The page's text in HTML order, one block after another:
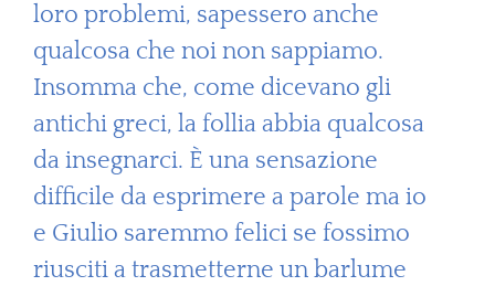
loro problemi, sapessero anche
qualcosa che noi non sappiamo.
Insomma che, come dicevano gli
antichi greci, la follia abbia qualcosa
da insegnarci. È una sensazione
difficile da esprimere a parole ma io
e Giulio saremmo felici se fossimo
riusciti a trasmetterne un barlume